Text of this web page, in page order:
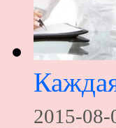
2015-08-